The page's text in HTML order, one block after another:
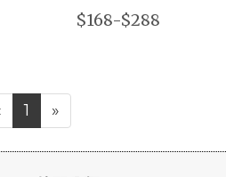
$168-$288
1 »